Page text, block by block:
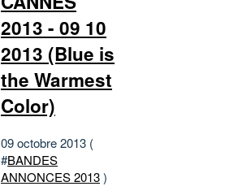
2013 - 09 10
2013 (Blue is
the Warmest
Color)
09 octobre 2013 (
#BANDES
ANNONCES 2013)